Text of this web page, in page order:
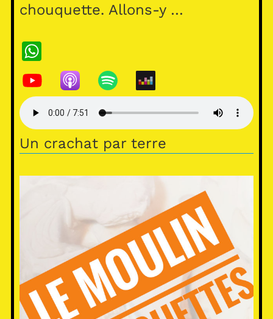
chouquette. Allons-y …
WhatsApp
Un crachat par terre